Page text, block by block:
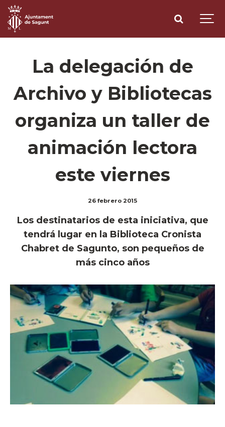
La delegación de
Archivo y Bibliotecas
organiza un taller de
animación lectora
este viernes
26 febrero 2015
Los destinatarios de esta iniciativa, que
tendrá lugar en la Biblioteca Cronista
Chabret de Sagunto, son pequeños de
más cinco años